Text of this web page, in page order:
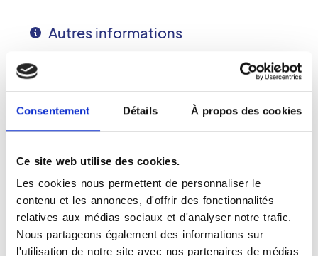
Consentement Détails À propos des cookies
Ce site web utilise des cookies.
Les cookies nous permettent de personnaliser le
contenu et les annonces, d'offrir des fonctionnalités
relatives aux médias sociaux et d'analyser notre trafic.
Nous partageons également des informations sur
l'utilisation de notre site avec nos partenaires de médias
Autres informations
Carte vitale acceptée
Établissement conventionné
Accès Handicapé
Langues parlées : Français
Présentation
La Polyclinique de Franche-Comté propose